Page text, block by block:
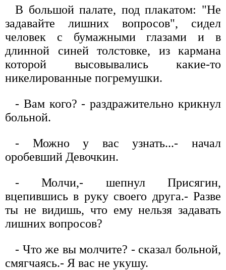
В большой палате, под плакатом: "Не
задавайте лишних вопросов", сидел
человек с бумажными глазами и в
длинной синей толстовке, из кармана
которой высовывались какие-то
никелированные погремушки.
- Вам кого? - раздражительно крикнул
больной.
- Можно у вас узнать...- начал
оробевший Девочкин.
- Молчи,- шепнул Присягин,
вцепившись в руку своего друга.- Разве
ты не видишь, что ему нельзя задавать
лишних вопросов?
- Что же вы молчите? - сказал больной,
смягчаясь.- Я вас не укушу.